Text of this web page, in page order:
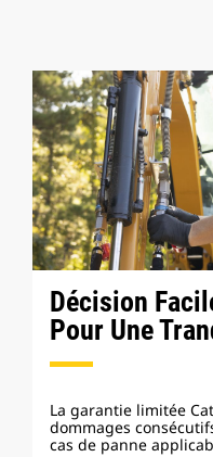
Décision
Pour Une
La garantie limitée
dommages
cas de panne